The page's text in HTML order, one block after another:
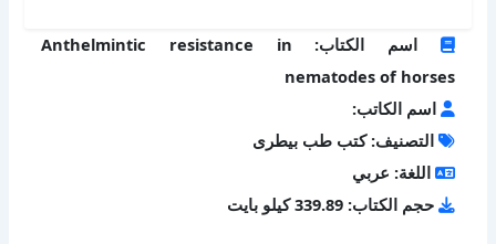
اسم الكتاب: Anthelmintic resistance in
nematodes of horses
اسم الكاتب:
التصنيف: كتب طب بيطرى
اللغة: عربي
حجم الكتاب: 339.89 كيلو بايت